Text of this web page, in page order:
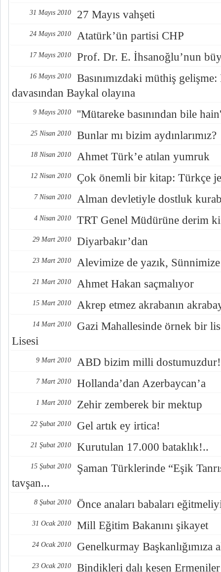
31 Mayıs 2010 27 Mayıs vahşeti
24 Mayıs 2010 Atatürk’ün partisi CHP
17 Mayıs 2010 Prof. Dr. E. İhsanoğlu’nun
16 Mayıs 2010
Basınımızdaki müthiş
davasından Baykal olayına
9 Mayıs 2010 ''Mütareke basınından bile
25 Nisan 2010 Bunlar mı bizim aydınlarımız?
18 Nisan 2010 Ahmet Türk’e atılan yumruk
12 Nisan 2010 Çok önemli bir kitap: Türkçe
7 Nisan 2010 Alman devletiyle dostluk
4 Nisan 2010 TRT Genel Müdürüne derim ki
29 Mart 2010 Diyarbakır’dan
23 Mart 2010 Alevimize de yazık,
21 Mart 2010 Ahmet Hakan saçmalıyor
15 Mart 2010 Akrep etmez akrabanın
14 Mart 2010
Gazi Mahallesinde örnek bir
Lisesi
9 Mart 2010 ABD bizim milli dostumuzdur!
7 Mart 2010 Hollanda’dan Azerbaycan’a
1 Mart 2010 Zehir zemberek bir mektup
22 Şubat 2010 Gel artık ey irtica!
21 Şubat 2010 Kurutulan 17.000 bataklık!..
15 Şubat 2010
Şaman Türklerinde “Eşik
tavşan...
8 Şubat 2010 Önce anaları babaları
31 Ocak 2010 Mill Eğitim Bakanını şikayet
24 Ocak 2010 Genelkurmay Başkanlığımıza
23 Ocak 2010 Bindikleri dalı kesen Ermeniler